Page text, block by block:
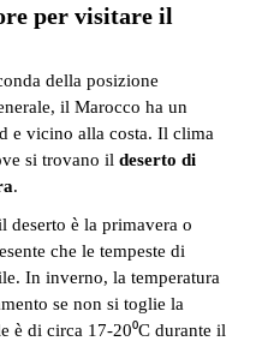
per visitare il
della posizione
il Marocco ha un
e vicino alla costa. Il clima
si trovano il deserto di
.
è la primavera o
che le tempeste di
In inverno, la temperatura
se non si toglie la
è di circa 17-20⁰C durante il